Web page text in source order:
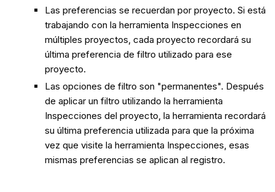
Las preferencias se recuerdan por proyecto. Si está
trabajando con la herramienta Inspecciones en
múltiples proyectos, cada proyecto recordará su
última preferencia de filtro utilizado para ese
proyecto.
Las opciones de filtro son "permanentes". Después
de aplicar un filtro utilizando la herramienta
Inspecciones del proyecto, la herramienta recordará
su última preferencia utilizada para que la próxima
vez que visite la herramienta Inspecciones, esas
mismas preferencias se aplican al registro.